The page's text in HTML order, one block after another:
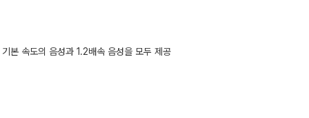
본 속도의 음성과 1.2배속 음성을 모두 제공